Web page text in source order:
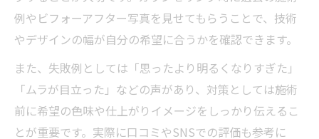
例やビフォーアフター写真を見せてもらうことで、技術
やデザインの幅が自分の希望に合うかを確認できます。
また、失敗例としては「思ったより明るくなりすぎた」
「ムラが目立った」などの声があり、対策としては施術
前に希望の色味や仕上がりイメージをしっかり伝えるこ
とが重要です。実際に口コミやSNSでの評価も参考に